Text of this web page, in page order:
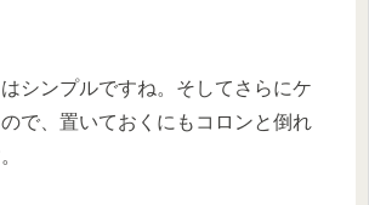
シンプルですね。そしてさらにケ
で、置いておくにもコロンと倒れ